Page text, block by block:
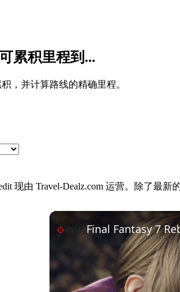
累积里程到...
，并计算路线的精确里程。
现由 Travel-Dealz.com 运营。除了最
Final Fantasy 7